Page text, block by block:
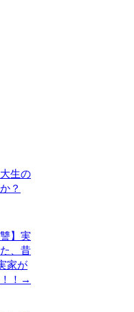
生の
？
】実
、昔
家が
！→